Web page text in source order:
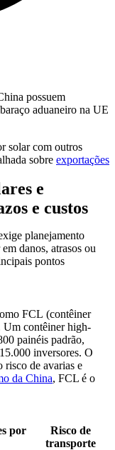
possuem
aduaneiro na UE
solar com outros
sobre exportações
e
e custos
planejamento
danos, atrasos ou
pontos
FCL (contêiner
Um contêiner high-
painéis padrão,
inversores. O
risco de avarias e
da China, FCL é o
por
Risco de
transporte